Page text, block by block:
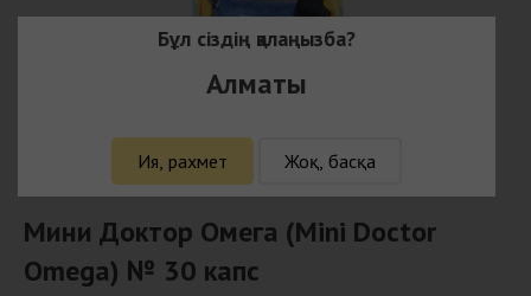
Мини Доктор Омега (Mini Doctor
Omega) № 30 капс
Бұл сіздің қалаңызба?
Алматы
Ия, рахмет Жоқ, басқа